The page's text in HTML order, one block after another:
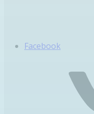
Facebook